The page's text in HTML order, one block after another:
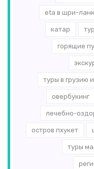
eta в шри-
катар
горящие
туры в грузию
овербукинг
лечебно-
остров пхукет
туры